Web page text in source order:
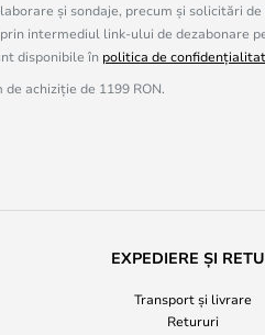
și sondaje, precum și solicitări
intermediul link-ului de dezabonare
disponibile în politica de
achiziție de 1199 RON.
EXPEDIERE ȘI
Transport și livrare
Retururi